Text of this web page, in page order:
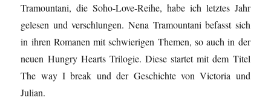
Tramountani, die Soho-Love-Reihe, habe ich letztes Jahr
gelesen und verschlungen. Nena Tramountani befasst sich
in ihren Romanen mit schwierigen Themen, so auch in der
neuen Hungry Hearts Trilogie. Diese startet mit dem Titel
The way I break und der Geschichte von Victoria und
Julian.